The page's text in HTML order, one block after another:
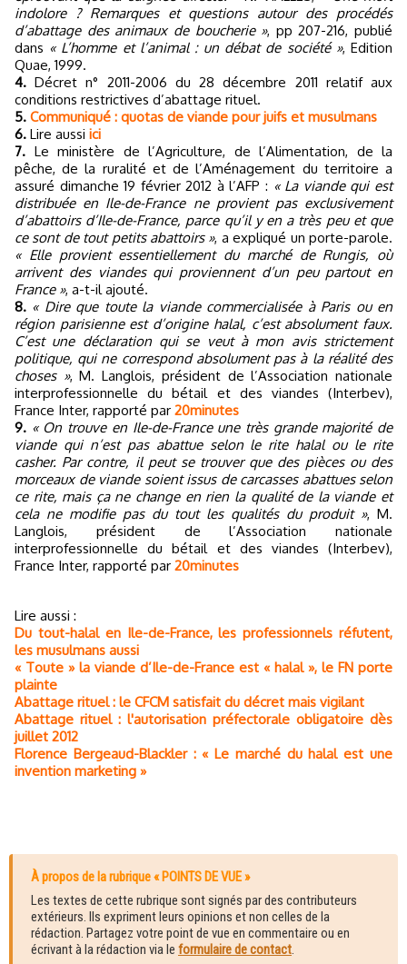
indolore ? Remarques et questions autour des procédés
d’abattage des animaux de boucherie », pp 207-216, publié
dans « L’homme et l’animal : un débat de société », Edition
Quae, 1999.
4. Décret n° 2011-2006 du 28 décembre 2011 relatif aux
conditions restrictives d’abattage rituel.
5. Communiqué : quotas de viande pour juifs et musulmans
6. Lire aussi ici
7. Le ministère de l’Agriculture, de l’Alimentation, de la
pêche, de la ruralité et de l’Aménagement du territoire a
assuré dimanche 19 février 2012 à l’AFP : « La viande qui est
distribuée en Ile-de-France ne provient pas exclusivement
d’abattoirs d’Ile-de-France, parce qu’il y en a très peu et que
ce sont de tout petits abattoirs », a expliqué un porte-parole.
« Elle provient essentiellement du marché de Rungis, où
arrivent des viandes qui proviennent d’un peu partout en
France », a-t-il ajouté.
8. « Dire que toute la viande commercialisée à Paris ou en
région parisienne est d’origine halal, c’est absolument faux.
C’est une déclaration qui se veut à mon avis strictement
politique, qui ne correspond absolument pas à la réalité des
choses », M. Langlois, président de l’Association nationale
interprofessionnelle du bétail et des viandes (Interbev),
France Inter, rapporté par 20minutes
9. « On trouve en Ile-de-France une très grande majorité de
viande qui n’est pas abattue selon le rite halal ou le rite
casher. Par contre, il peut se trouver que des pièces ou des
morceaux de viande soient issus de carcasses abattues selon
ce rite, mais ça ne change en rien la qualité de la viande et
cela ne modifie pas du tout les qualités du produit », M.
Langlois, président de l’Association nationale
interprofessionnelle du bétail et des viandes (Interbev),
France Inter, rapporté par 20minutes
Lire aussi :
Du tout-halal en Ile-de-France, les professionnels réfutent,
les musulmans aussi
« Toute » la viande d’Ile-de-France est « halal », le FN porte
plainte
Abattage rituel : le CFCM satisfait du décret mais vigilant
Abattage rituel : l'autorisation préfectorale obligatoire dès
juillet 2012
Florence Bergeaud-Blackler : « Le marché du halal est une
invention marketing »
À propos de la rubrique « POINTS DE VUE »
Les textes de cette rubrique sont signés par des contributeurs
extérieurs. Ils expriment leurs opinions et non celles de la
rédaction. Partagez votre point de vue en commentaire ou en
écrivant à la rédaction via le formulaire de contact.